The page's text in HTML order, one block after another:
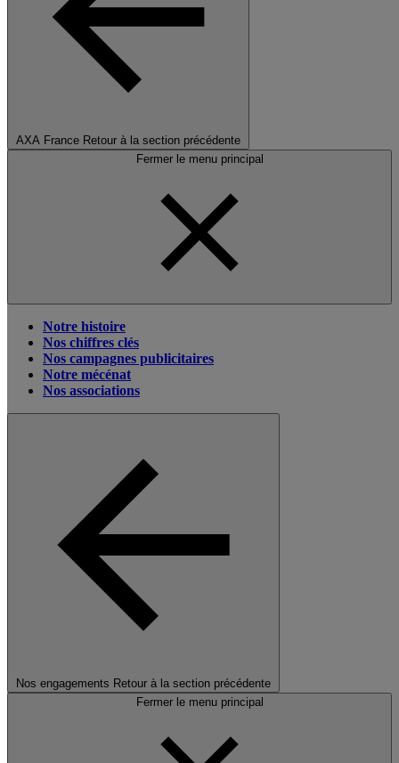
AXA France Retour à la section précédente
Fermer le menu principal
Notre histoire
Nos chiffres clés
Nos campagnes publicitaires
Notre mécénat
Nos associations
Nos engagements Retour à la section précédente
Fermer le menu principal